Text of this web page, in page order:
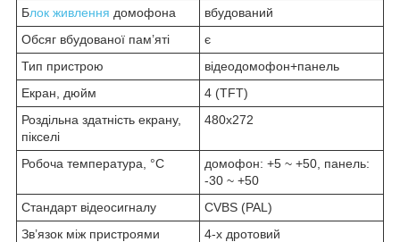
Блок живлення домофона
вбудований
Обсяг вбудованої пам’яті
є
Тип пристрою
відеодомофон+панель
Екран, дюйм
4 (TFT)
Роздільна здатність екрану,
пікселі
480х272
Робоча температура, °C
домофон: +5 ~ +50, панель:
-30 ~ +50
Стандарт відеосигналу
CVBS (PAL)
Зв’язок між пристроями
4-х дротовий